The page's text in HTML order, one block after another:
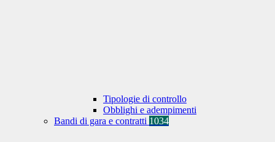
Tipologie di controllo
Obblighi e adempimenti
Bandi di gara e contratti 1034